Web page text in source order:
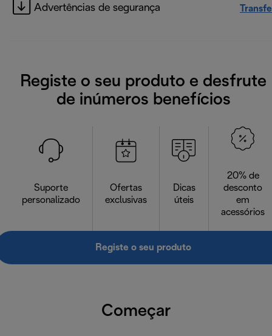
Advertências de segurança
Registe o seu produto e desfrute
de inúmeros benefícios
Suporte
personalizado
Ofertas
exclusivas
Dicas
úteis
20% de
desconto
em
acessórios
Registe o seu produto
Começar